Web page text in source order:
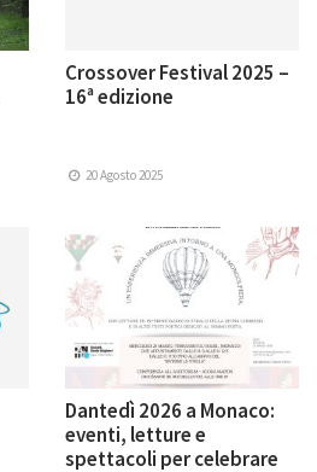
Crossover Festival 2025 –
16ª edizione
20 Agosto 2025
Dantedì 2026 a Monaco:
eventi, letture e
spettacoli per celebrare